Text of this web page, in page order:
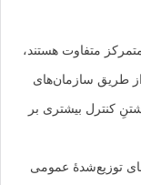
متفاوت هستند،
طریق سازمان‌های
کنترل بیشتری بر
توزیع‌شدۀ عمومی